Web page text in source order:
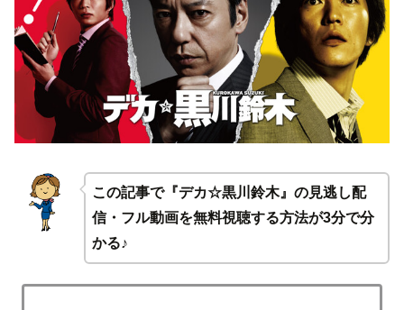
この記事で『デカ☆黒川鈴木』の見逃し配
信・フル動画を無料視聴する方法が3分で分
かる♪